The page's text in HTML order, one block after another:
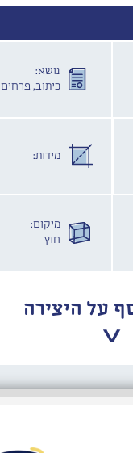
נושא:
כיתוב, פרחים
מידות:
מיקום:
חוץ
על היצירה